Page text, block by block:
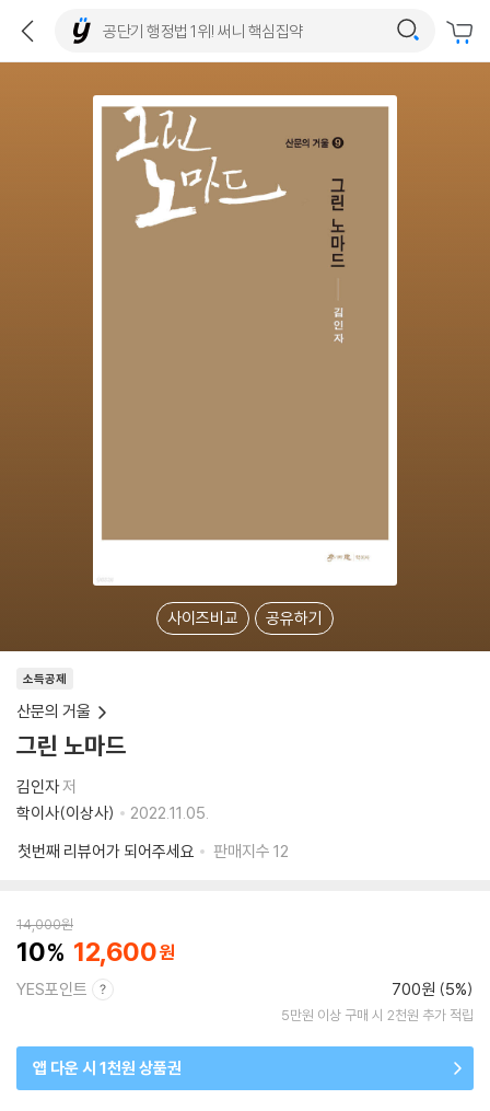
사이즈비교 공유하기
소득공제
산문의 거울
그린 노마드
김인자저
학이사(이상사)
2022.11.05.
첫번째 리뷰어가 되어주세요
판매지수 12
14,000원
10 12,600
YES포인트 700원 (5%)
5만원 이상 구매 시 2천원 추가 적립
앱 다운 시 1천원 상품권